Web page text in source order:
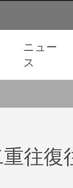
ニュー
ス
往復